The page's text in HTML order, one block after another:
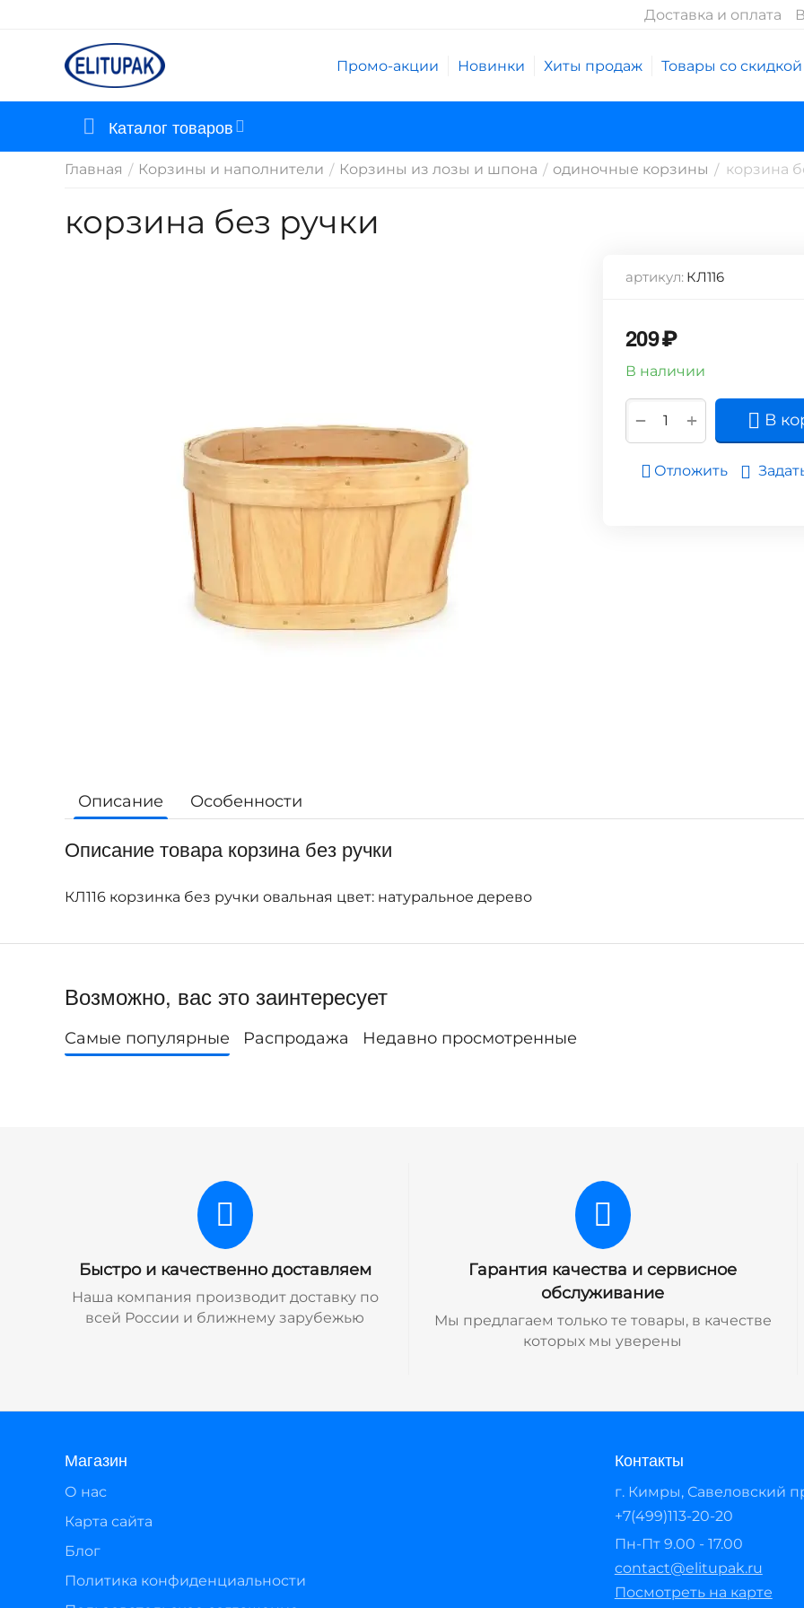
Доставка и оплата
Промо-акции Новинки Хиты продаж Товары со скидкой
Каталог товаров
Главная / Корзины и наполнители / Корзины из лозы и шпона / одиночные корзины / корзина
корзина без ручки
артикул: КЛ116
209₽
В наличии
+
− В
Отложить
Описание Особенности
Описание товара корзина без ручки
КЛ116 корзинка без ручки овальная цвет: натуральное дерево
Возможно, вас это заинтересует
Самые популярные Распродажа Недавно просмотренные
Быстро и качественно доставляем
Наша компания производит доставку по
всей России и ближнему зарубежью
Гарантия качества и сервисное
обслуживание
Мы предлагаем только те товары, в качестве
которых мы уверены
Магазин
О нас
Карта сайта
Блог
Политика конфиденциальности
Контакты
г. Кимры, Савеловский
+7(499)113-20-20
Пн-Пт 9.00 - 17.00
contact@elitupak.ru
Посмотреть на карте